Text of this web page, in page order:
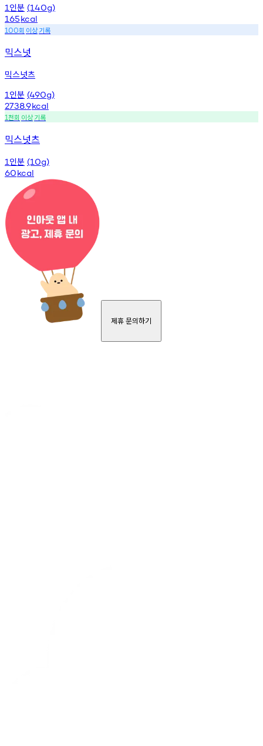
1 인분 (140g)
165kcal
100회 이상기록
믹스넛
믹스넛츠
1 인분 (490g)
2738.9kcal
1천회 이상기록
믹스넛츠
1 인분 (10g)
60kcal
제휴 문의하기